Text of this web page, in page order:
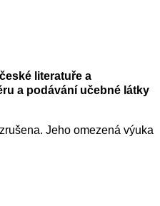
literatuře a
a podávání učebné látky
Jeho omezená výuka